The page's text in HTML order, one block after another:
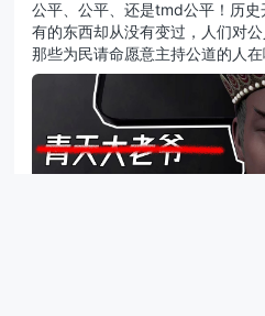
公平、公平、还是tmd公平！历
有的东西却从没有变过，人们对
那些为民请命愿意主持公道的人